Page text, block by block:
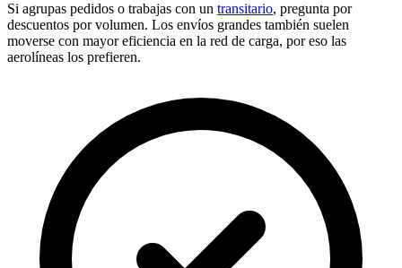
Si agrupas pedidos o trabajas con un transitario, pregunta por
descuentos por volumen. Los envíos grandes también suelen
moverse con mayor eficiencia en la red de carga, por eso las
aerolíneas los prefieren.